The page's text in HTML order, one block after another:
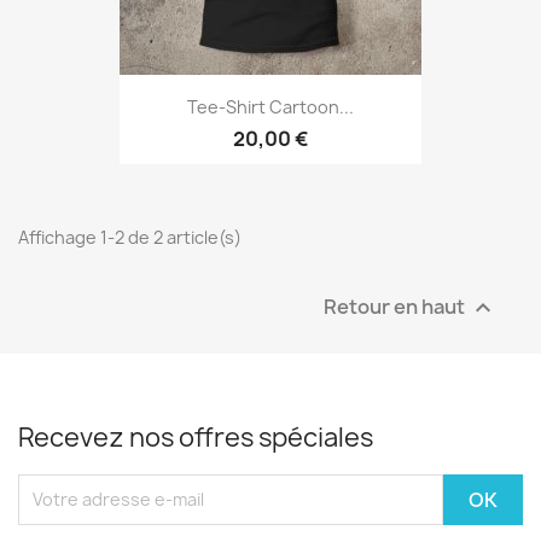
Tee-Shirt Cartoon...
20,00 €
Affichage 1-2 de 2 article(s)
Retour en haut 
Recevez nos offres spéciales